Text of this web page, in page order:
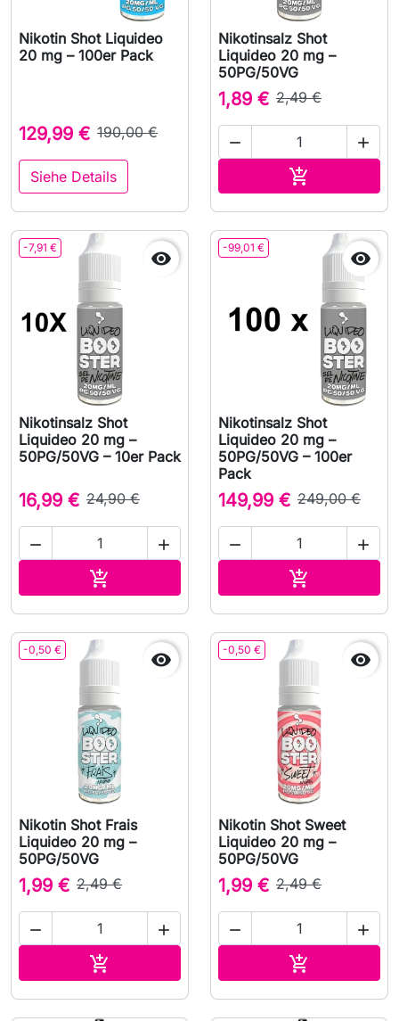
Nikotin Shot Liquideo
20 mg – 100er Pack
129,99 € 190,00 €
Siehe Details
Nikotinsalz Shot
Liquideo 20 mg –
50PG/50VG
1,89 € 2,49 €
 

-7,91 € 
Nikotinsalz Shot
Liquideo 20 mg –
50PG/50VG – 10er Pack
16,99 € 24,90 €
 

-99,01 € 
Nikotinsalz Shot
Liquideo 20 mg –
50PG/50VG – 100er
Pack
149,99 € 249,00 €
 

-0,50 € 
Nikotin Shot Frais
Liquideo 20 mg –
50PG/50VG
1,99 € 2,49 €
 

-0,50 € 
Nikotin Shot Sweet
Liquideo 20 mg –
50PG/50VG
1,99 € 2,49 €
 
